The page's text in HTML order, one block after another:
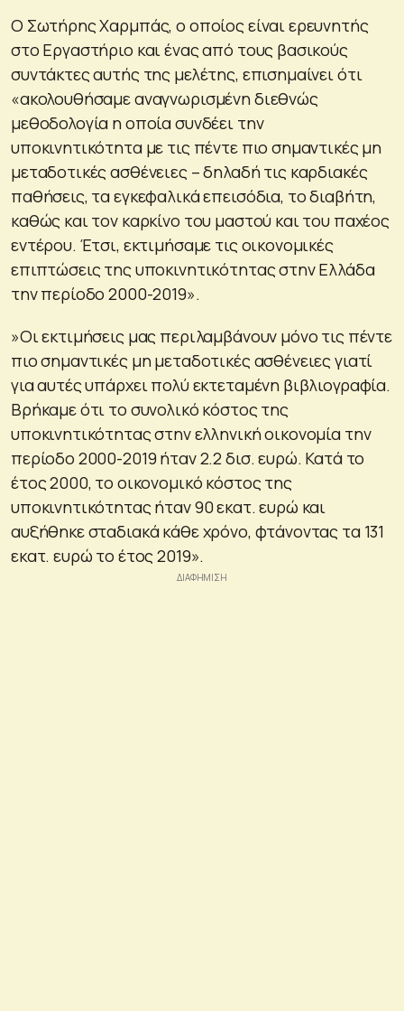
Ο Σωτήρης Χαρμπάς, ο οποίος είναι ερευνητής
στο Εργαστήριο και ένας από τους βασικούς
συντάκτες αυτής της μελέτης, επισημαίνει ότι
«ακολουθήσαμε αναγνωρισμένη διεθνώς
μεθοδολογία η οποία συνδέει την
υποκινητικότητα με τις πέντε πιο σημαντικές μη
μεταδοτικές ασθένειες – δηλαδή τις καρδιακές
παθήσεις, τα εγκεφαλικά επεισόδια, το διαβήτη,
καθώς και τον καρκίνο του μαστού και του παχέος
εντέρου. Έτσι, εκτιμήσαμε τις οικονομικές
επιπτώσεις της υποκινητικότητας στην Ελλάδα
την περίοδο 2000-2019».
»Οι εκτιμήσεις μας περιλαμβάνουν μόνο τις πέντε
πιο σημαντικές μη μεταδοτικές ασθένειες γιατί
για αυτές υπάρχει πολύ εκτεταμένη βιβλιογραφία.
Βρήκαμε ότι το συνολικό κόστος της
υποκινητικότητας στην ελληνική οικονομία την
περίοδο 2000-2019 ήταν 2.2 δισ. ευρώ. Κατά το
έτος 2000, το οικονομικό κόστος της
υποκινητικότητας ήταν 90 εκατ. ευρώ και
αυξήθηκε σταδιακά κάθε χρόνο, φτάνοντας τα 131
εκατ. ευρώ το έτος 2019».